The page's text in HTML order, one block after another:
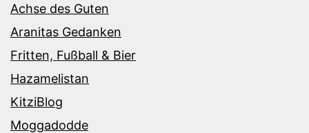
Achse des Guten
Aranitas Gedanken
Fritten, Fußball & Bier
Hazamelistan
KitziBlog
Moggadodde